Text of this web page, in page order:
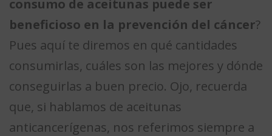
consumo de aceitunas puede ser
beneficioso en la prevención del cáncer?
Pues aquí te diremos en qué cantidades
consumirlas, cuáles son las mejores y dónde
conseguirlas a buen precio. Ojo, recuerda
que, si hablamos de aceitunas
anticancerígenas, nos referimos siempre a